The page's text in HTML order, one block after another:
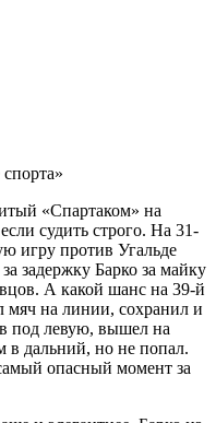
«Спартаком» на
судить строго. На 31-
игру против Угальде
задержку Барко за майку
А какой шанс на 39-й
на линии, сохранил и
под левую, вышел на
дальний, но не попал.
опасный момент за